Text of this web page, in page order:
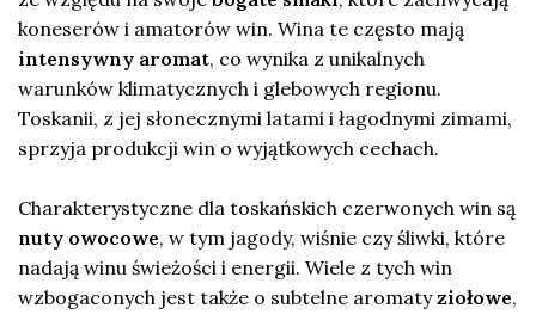
koneserów i amatorów win. Wina te często mają
intensywny aromat, co wynika z unikalnych
warunków klimatycznych i glebowych regionu.
Toskanii, z jej słonecznymi latami i łagodnymi zimami,
sprzyja produkcji win o wyjątkowych cechach.
Charakterystyczne dla toskańskich czerwonych win są
nuty owocowe, w tym jagody, wiśnie czy śliwki, które
nadają winu świeżości i energii. Wiele z tych win
wzbogaconych jest także o subtelne aromatyziołowe,